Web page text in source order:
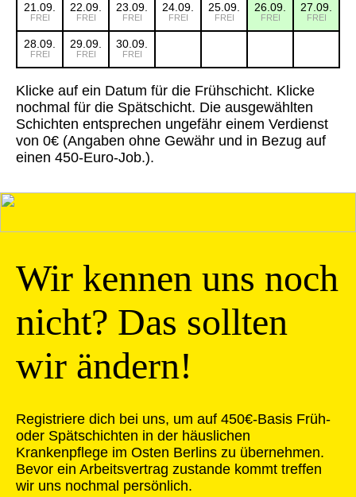
21.09.
FREI
22.09.
FREI
23.09.
FREI
24.09.
FREI
25.09.
FREI
26.09.
FREI
27.09.
FREI
28.09.
FREI
29.09.
FREI
30.09.
FREI
Klicke auf ein Datum für die Frühschicht. Klicke
nochmal für die Spätschicht. Die ausgewählten
Schichten entsprechen ungefähr einem Verdienst
von 0€ (Angaben ohne Gewähr und in Bezug auf
einen 450-Euro-Job.).
Wir kennen uns noch
nicht? Das sollten
wir ändern!
Registriere dich bei uns, um auf 450€-Basis Früh-
oder Spätschichten in der häuslichen
Krankenpflege im Osten Berlins zu übernehmen.
Bevor ein Arbeitsvertrag zustande kommt treffen
wir uns nochmal persönlich.